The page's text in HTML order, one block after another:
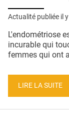
Actualité publiée il
L'endométriose
incurable qui
femmes qui ont
LIRE LA SUITE